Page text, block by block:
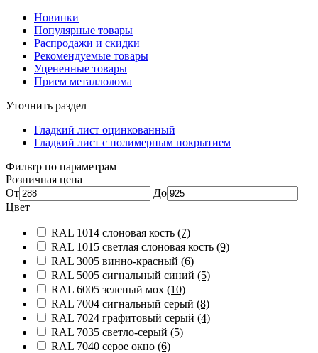
Новинки
Популярные товары
Распродажи и скидки
Рекомендуемые товары
Уцененные товары
Прием металлолома
Уточнить раздел
Гладкий лист оцинкованный
Гладкий лист с полимерным покрытием
Фильтр по параметрам
Розничная цена
От
До
Цвет
RAL 1014 слоновая кость (7)
RAL 1015 светлая слоновая кость (9)
RAL 3005 винно-красный (6)
RAL 5005 сигнальный синий (5)
RAL 6005 зеленый мох (10)
RAL 7004 сигнальный серый (8)
RAL 7024 графитовый серый (4)
RAL 7035 светло-серый (5)
RAL 7040 серое окно (6)